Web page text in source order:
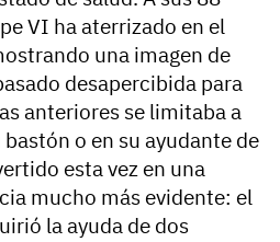
VI ha aterrizado en el
una imagen de
desapercibida para
anteriores se limitaba a
o en su ayudante de
esta vez en una
mucho más evidente: el
laayuda de dos